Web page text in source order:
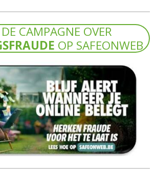
CAMPAGNE OVER
OP SAFEONWEB